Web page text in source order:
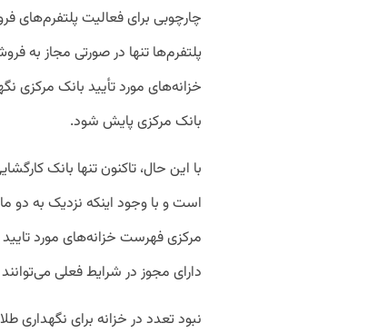
چارچوبی برای فعالیت پلتفرم‌های
پلتفرم‌ها تنها در صورتی مجاز به
خزانه‌های مورد تأیید بانک مرکزی
بانک مرکزی پایش شود.
با این حال، تاکنون تنها بانک
است و با وجود اینکه نزدیک به دو
مرکزی فهرست خزانه‌های مورد
دارای مجوز در شرایط فعلی
نبود تعدد در خزانه برای نگهداری